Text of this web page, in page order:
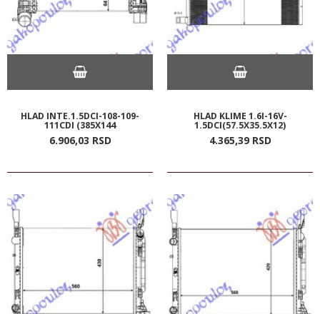
HLAD INTE.1.5DCI-108-109-
111CDI (385X144
6.906,03 RSD
HLAD KLIME 1.6I-16V-
1.5DCI(57.5X35.5X12)
4.365,39 RSD